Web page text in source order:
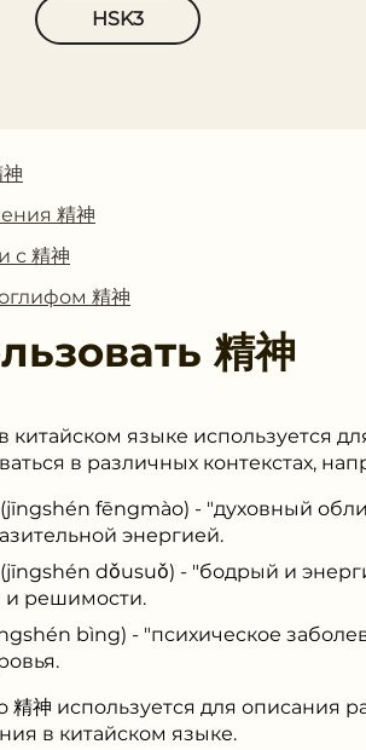
HSK3
精神
с 精神
精神
精神
китайском языке используется
в различных контекстах,
fēngmào) - "духовный
энергией.
dǒusuǒ) - "бодрый и
и решимости.
bìng) - "психическое
精神 используется для описания
в китайском языке.